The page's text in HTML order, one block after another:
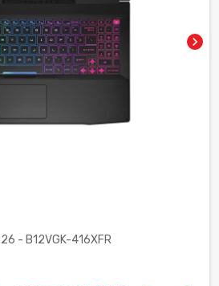
chevron_right
- B12VGK-416XFR